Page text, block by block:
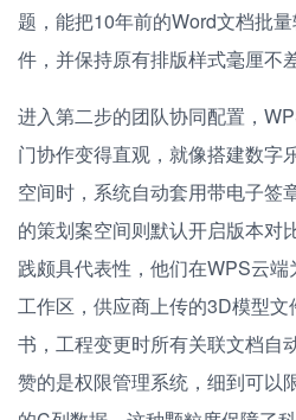
题，能把10年前的Word文档批
件，并保持原有排版样式毫厘不差
进入第二步的团队协同配置，
门协作变得直观，就像搭建数字
空间时，系统自动套用带电子签
的策划案空间则默认开启版本对
践颇具代表性，他们在WPS云
工作区，供应商上传的3D模型
书，工程变更时所有关联文档自
赞的是权限管理系统，细到可以